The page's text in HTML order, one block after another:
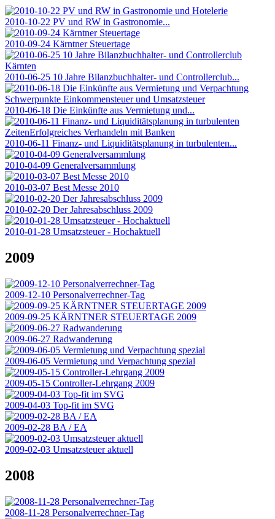
2010-10-22 PV und RW in Gastronomie...
2010-09-24 Kärntner Steuertage
2010-06-25 10 Jahre Bilanzbuchhalter- und Controllerclub...
2010-06-18 Die Einkünfte aus Vermietung und...
2010-06-11 Finanz- und Liquiditätsplanung in turbulenten...
2010-04-09 Generalversammlung
2010-03-07 Best Messe 2010
2010-02-20 Der Jahresabschluss 2009
2010-01-28 Umsatzsteuer - Hochaktuell
2009
2009-12-10 Personalverrechner-Tag
2009-09-25 KÄRNTNER STEUERTAGE 2009
2009-06-27 Radwanderung
2009-06-05 Vermietung und Verpachtung spezial
2009-05-15 Controller-Lehrgang 2009
2009-04-03 Top-fit im SVG
2009-02-28 BA / EA
2009-02-03 Umsatzsteuer aktuell
2008
2008-11-28 Personalverrechner-Tag